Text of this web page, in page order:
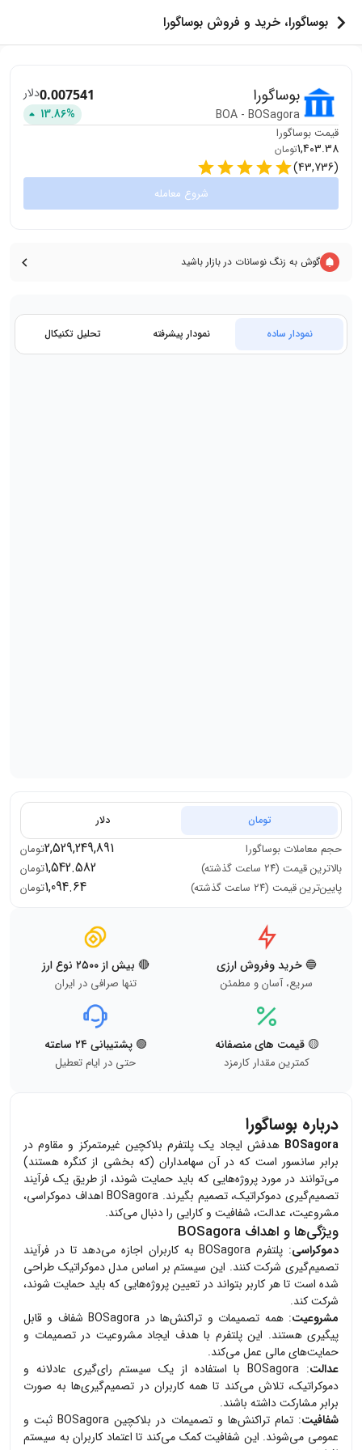
بوساگورا، خرید و فروش بوساگورا
بوساگورا
BOA - BOSagora
0.007541دلار
13.86%
قیمت بوساگورا
1,403.38تومان
(
43,736
)
شروع معامله
گوش به زنگ نوسانات در بازار باشید
نمودار ساده نمودار پیشرفته تحلیل تکنیکال
تومان دلار
حجم معاملات بوساگورا 2,529,249,891تومان
بالاترین قیمت (۲۴ ساعت گذشته)
1,542.582تومان
پایین‌ترین قیمت (۲۴ ساعت گذشته)
1,094.64تومان
🔵 خرید وفروش ارزی
سریع، آسان و مطمئن
🔴 بیش از ۲۵۰۰ نوع ارز
تنها صرافی در ایران
🟡 قیمت های منصفانه
کمترین مقدار کارمزد
🟢 پشتیبانی ۲۴ ساعته
حتی در ایام تعطیل
درباره بوساگورا
BOSagora هدفش ایجاد یک پلتفرم بلاکچین غیرمتمرکز و مقاوم در
برابر سانسور است که در آن سهامداران (که بخشی از کنگره هستند)
می‌توانند در مورد پروژه‌هایی که باید حمایت شوند، از طریق یک فرآیند
تصمیم‌گیری دموکراتیک، تصمیم بگیرند. BOSagora اهداف دموکراسی،
مشروعیت، عدالت، شفافیت و کارایی را دنبال می‌کند.
ویژگی‌ها و اهداف BOSagora
دموکراسی
: پلتفرم BOSagora به کاربران اجازه می‌دهد تا در فرآیند
تصمیم‌گیری شرکت کنند. این سیستم بر اساس مدل دموکراتیک طراحی
شده است تا هر کاربر بتواند در تعیین پروژه‌هایی که باید حمایت شوند،
شرکت کند.
مشروعیت
: همه تصمیمات و تراکنش‌ها در BOSagora شفاف و قابل
پیگیری هستند. این پلتفرم با هدف ایجاد مشروعیت در تصمیمات و
حمایت‌های مالی عمل می‌کند.
عدالت
: BOSagora با استفاده از یک سیستم رای‌گیری عادلانه و
دموکراتیک، تلاش می‌کند تا همه کاربران در تصمیم‌گیری‌ها به صورت
برابر مشارکت داشته باشند.
شفافیت
: تمام تراکنش‌ها و تصمیمات در بلاکچین BOSagora ثبت و
عمومی می‌شوند. این شفافیت کمک می‌کند تا اعتماد کاربران به سیستم